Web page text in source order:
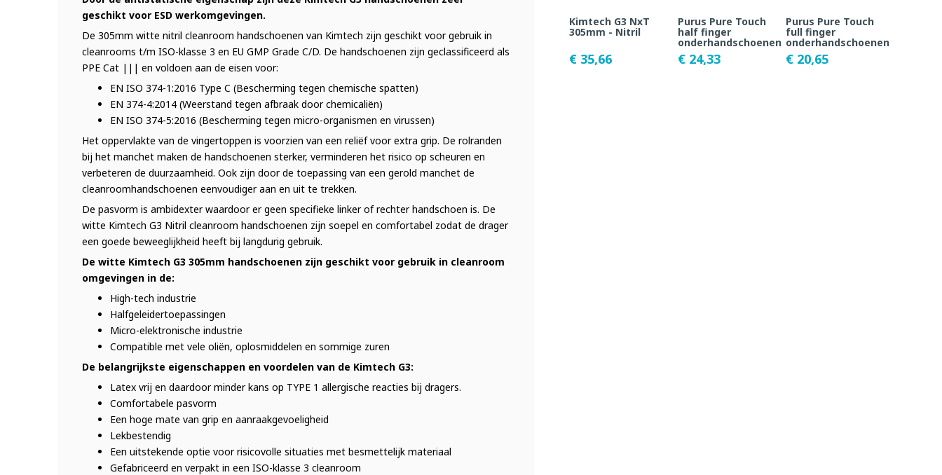
geschikt voor ESD werkomgevingen.
De 305mm witte nitril cleanroom handschoenen van Kimtech zijn geschikt voor gebruik in
cleanrooms t/m ISO-klasse 3 en EU GMP Grade C/D. De handschoenen zijn geclassificeerd als
PPE Cat ||| en voldoen aan de eisen voor:
EN ISO 374-1:2016 Type C (Bescherming tegen chemische spatten)
EN 374-4:2014 (Weerstand tegen afbraak door chemicaliën)
EN ISO 374-5:2016 (Bescherming tegen micro-organismen en virussen)
Het oppervlakte van de vingertoppen is voorzien van een reliëf voor extra grip. De rolranden
bij het manchet maken de handschoenen sterker, verminderen het risico op scheuren en
verbeteren de duurzaamheid. Ook zijn door de toepassing van een gerold manchet de
cleanroomhandschoenen eenvoudiger aan en uit te trekken.
De pasvorm is ambidexter waardoor er geen specifieke linker of rechter handschoen is. De
witte Kimtech G3 Nitril cleanroom handschoenen zijn soepel en comfortabel zodat de drager
een goede beweeglijkheid heeft bij langdurig gebruik.
De witte Kimtech G3 305mm handschoenen zijn geschikt voor gebruik in cleanroom
omgevingen in de:
High-tech industrie
Halfgeleidertoepassingen
Micro-elektronische industrie
Compatible met vele oliën, oplosmiddelen en sommige zuren
De belangrijkste eigenschappen en voordelen van de Kimtech G3:
Latex vrij en daardoor minder kans op TYPE 1 allergische reacties bij dragers.
Comfortabele pasvorm
Een hoge mate van grip en aanraakgevoeligheid
Lekbestendig
Een uitstekende optie voor risicovolle situaties met besmettelijk materiaal
Gefabriceerd en verpakt in een ISO-klasse 3 cleanroom
Kimtech G3 NxT
305mm - Nitril
€ 35,66
Purus Pure Touch
half finger
onderhandschoenen
€ 24,33
Purus Pure Touch
full finger
onderhandschoenen
€ 20,65